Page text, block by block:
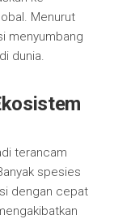
Menurut
menyumbang
dunia.
terancam
spesies
dengan cepat